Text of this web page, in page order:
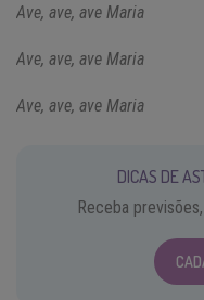
Ave, ave, ave Maria
Ave, ave, ave Maria
Ave, ave, ave Maria
DICAS DE
Receba